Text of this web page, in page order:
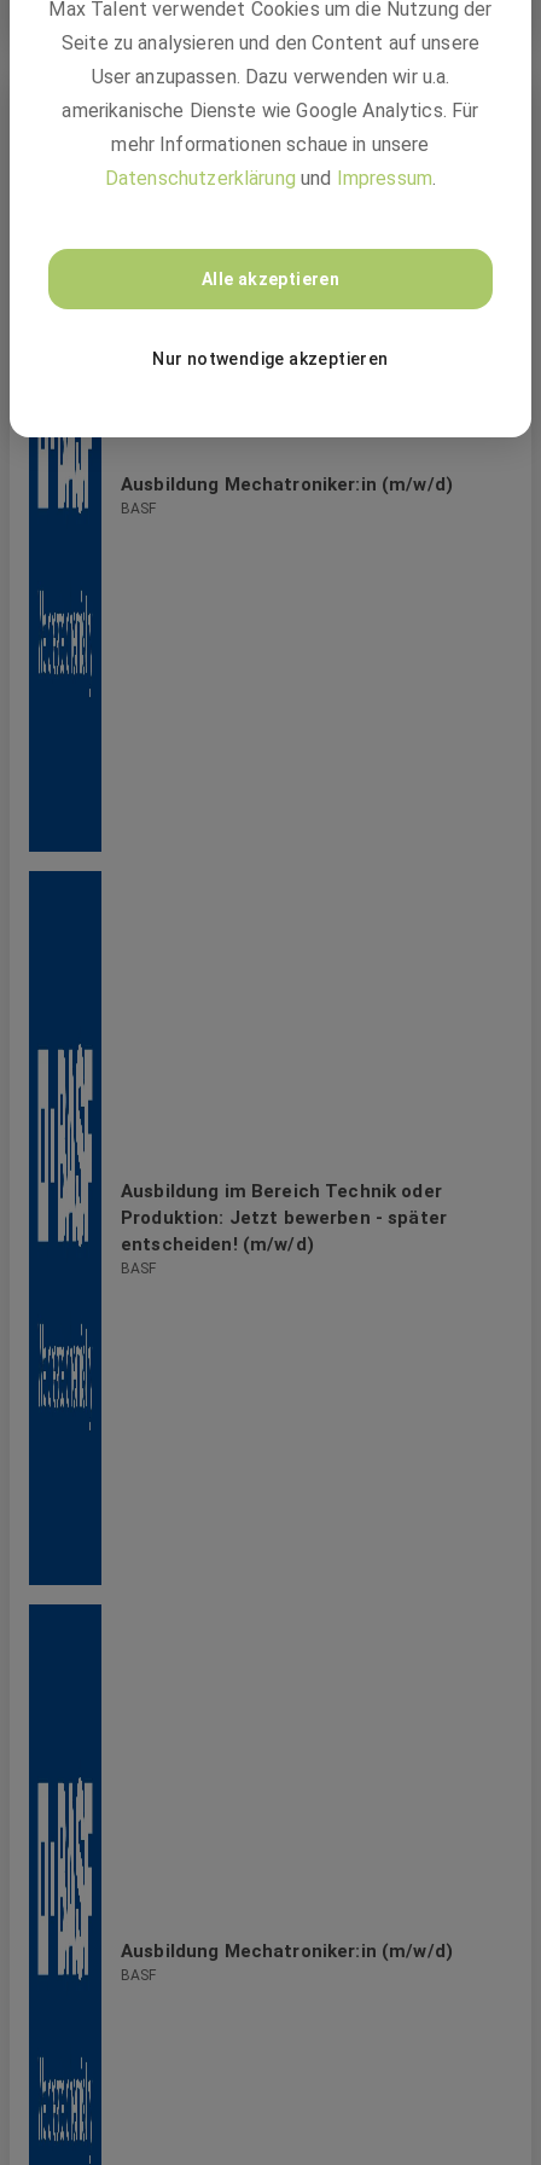
Produktion, Energienutzung und Produkte effizienter und
nachhaltiger zu gestalten.
Doch für große Pläne braucht es ein starkes Team. Daher
suchen wir Kolleg:innen, die Großartiges schaffen wollen
und an die Innovationskraft großer Ideen glauben. Klingt
das nach einer Mission, die zu Dir passt? Dann komm an
Ähnliche Jobs
Ausbildung Mechatroniker:in (m/w/d)
BASF
Ausbildung im Bereich Technik oder
Produktion: Jetzt bewerben - später
entscheiden! (m/w/d)
BASF
Ausbildung Mechatroniker:in (m/w/d)
BASF
Max Talent verwendet Cookies um die Nutzung der
Seite zu analysieren und den Content auf unsere
User anzupassen. Dazu verwenden wir u.a.
amerikanische Dienste wie Google Analytics. Für
mehr Informationen schaue in unsere
Datenschutzerklärung und Impressum.
Alle akzeptieren
Nur notwendige akzeptieren